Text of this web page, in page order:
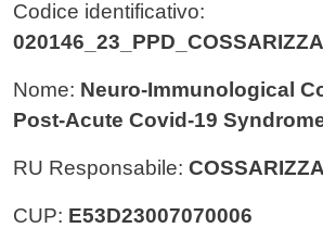
Codice identificativo:
Nome: Neuro-Immunological
Post-Acute Covid-19
RU Responsabile:
CUP: E53D23007070006